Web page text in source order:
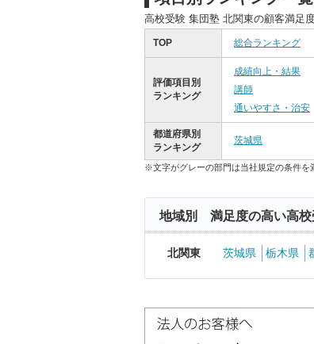
高校受験 集団塾 北関東の顧客満足
TOP 総合ランキング
評価項目別
ランキング
成績向上・結果
講師
通いやすさ・治安
都道府県別
ランキング
茨城県
※文字がグレーの部門は当社規定の条件を
地域別 満足度の高い高校
北関東 茨城県 栃木県